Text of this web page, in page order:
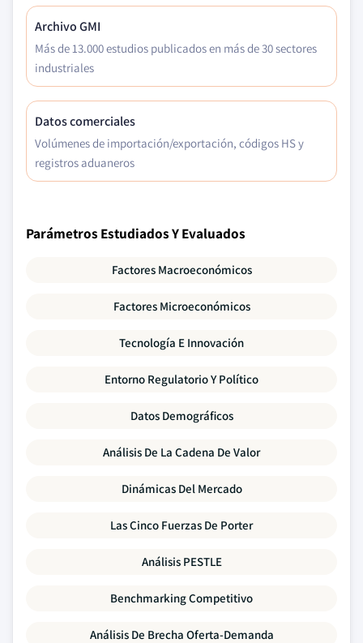
Archivo GMI
Más de 13.000 estudios publicados en más de 30 sectores
industriales
Datos comerciales
Volúmenes de importación/exportación, códigos HS y
registros aduaneros
Parámetros Estudiados Y Evaluados
Factores Macroeconómicos
Factores Microeconómicos
Tecnología E Innovación
Entorno Regulatorio Y Político
Datos Demográficos
Análisis De La Cadena De Valor
Dinámicas Del Mercado
Las Cinco Fuerzas De Porter
Análisis PESTLE
Benchmarking Competitivo
Análisis De Brecha Oferta-Demanda